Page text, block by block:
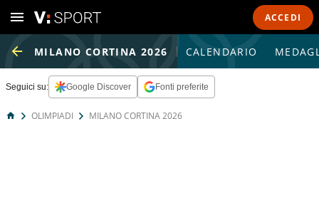
ACCEDI
MILANO CORTINA 2026 CALENDARIO
Seguici su: Google Discover Fonti preferite
OLIMPIADI MILANO CORTINA 2026